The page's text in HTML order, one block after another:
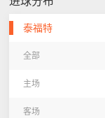
泰福特
全部
主场
客场